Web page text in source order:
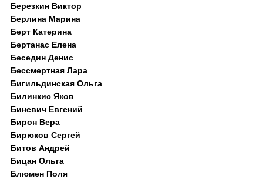
Березкин Виктор
Берлина Марина
Берт Катерина
Бертанас Елена
Беседин Денис
Бессмертная Лара
Бигильдинская Ольга
Билинкис Яков
Биневич Евгений
Бирон Вера
Бирюков Сергей
Битов Андрей
Бицан Ольга
Блюмен Поля